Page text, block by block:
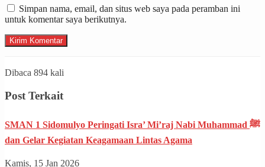
Simpan nama, email, dan situs web saya pada peramban ini
untuk komentar saya berikutnya.
Dibaca 894 kali
Post Terkait
SMAN 1 Sidomulyo Peringati Isra’ Mi’raj Nabi Muhammad ﷺ
dan Gelar Kegiatan Keagamaan Lintas Agama
Kamis, 15 Jan 2026